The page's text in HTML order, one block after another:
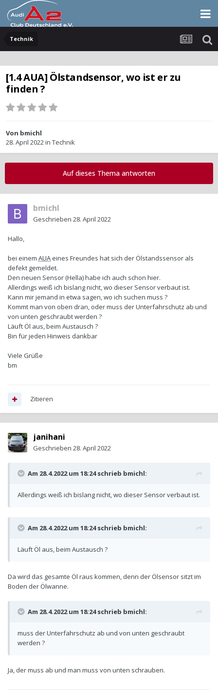
Technik
[1.4 AUA] Ölstandsensor, wo ist er zu
finden ?
Von bmichl
28. April 2022in Technik
Auf dieses Thema antworten
bmichl
Geschrieben 28. April 2022
Hallo,
bei einem AUA eines Freundes hat sich der Ölstandssensor als
defekt gemeldet.
Den neuen Sensor (Hella) habe ich auch schon hier.
Allerdings weiß ich bislang nicht, wo dieser Sensor verbaut ist.
Kann mir jemand in etwa sagen, wo ich suchen muss ?
Kommt man von oben dran, oder muss der Unterfahrschutz ab und
von unten geschraubt werden ?
Läuft Öl aus, beim Austausch ?
Bin für jeden Hinweis dankbar
Viele Grüße
bm
Zitieren
janihani
Geschrieben 28. April 2022
Am 28.4.2022 um 18:24 schrieb bmichl:
Allerdings weiß ich bislang nicht, wo dieser Sensor verbaut ist.
Am 28.4.2022 um 18:24 schrieb bmichl:
Läuft Öl aus, beim Austausch ?
Da wird das gesamte Öl raus kommen, denn der Ölsensor sitzt im
Boden der Ölwanne.
Am 28.4.2022 um 18:24 schrieb bmichl:
muss der Unterfahrschutz ab und von unten geschraubt
werden ?
Ja, der muss ab und man muss von unten schrauben.